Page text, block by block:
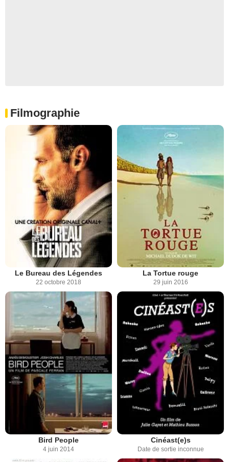
Filmographie
Le Bureau des Légendes
22 octobre 2018
La Tortue rouge
29 juin 2016
Bird People
4 juin 2014
Cinéast(e)s
Date de sortie inconnue